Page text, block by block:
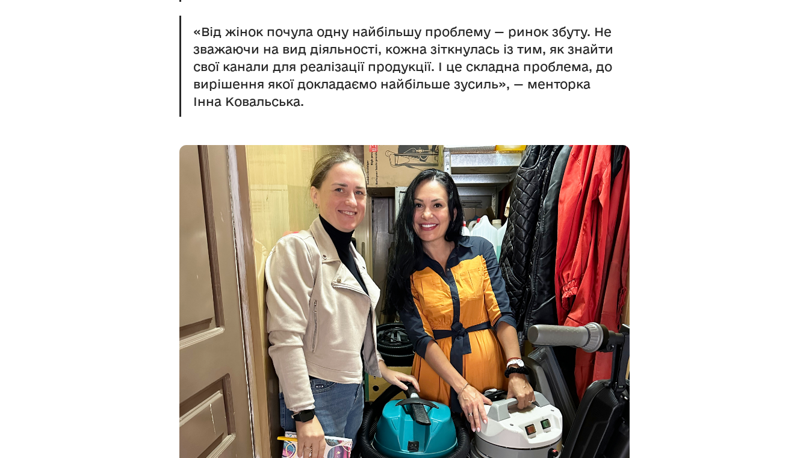
«Від жінок почула одну найбільшу проблему — ринок збуту. Не
зважаючи на вид діяльності, кожна зіткнулась із тим, як знайти
свої канали для реалізації продукції. І це складна проблема, до
вирішення якої докладаємо найбільше зусиль», — менторка
Інна Ковальська.